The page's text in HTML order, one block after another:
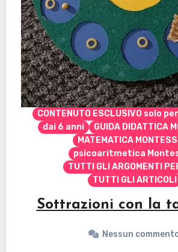
CONTENUTO ESCLUSIVO solo
dai 6 anni
GUIDA DIDATTICA
MATEMATICA
psicoaritmetica
TUTTI GLI ARGOMENTI
TUTTI GLI ARTICOLI
Sottrazioni con la
Nessun